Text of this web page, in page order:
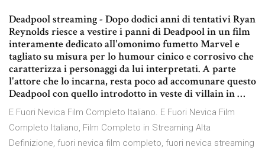
Deadpool streaming - Dopo dodici anni di tentativi Ryan
Reynolds riesce a vestire i panni di Deadpool in un film
interamente dedicato all'omonimo fumetto Marvel e
tagliato su misura per lo humour cinico e corrosivo che
caratterizza i personaggi da lui interpretati. A parte
l'attore che lo incarna, resta poco ad accomunare questo
Deadpool con quello introdotto in veste di villain in …
E Fuori Nevica Film Completo Italiano. E Fuori Nevica Film
Completo Italiano, Film Completo in Streaming Alta
Definizione, fuori nevica film completo, fuori nevica streaming